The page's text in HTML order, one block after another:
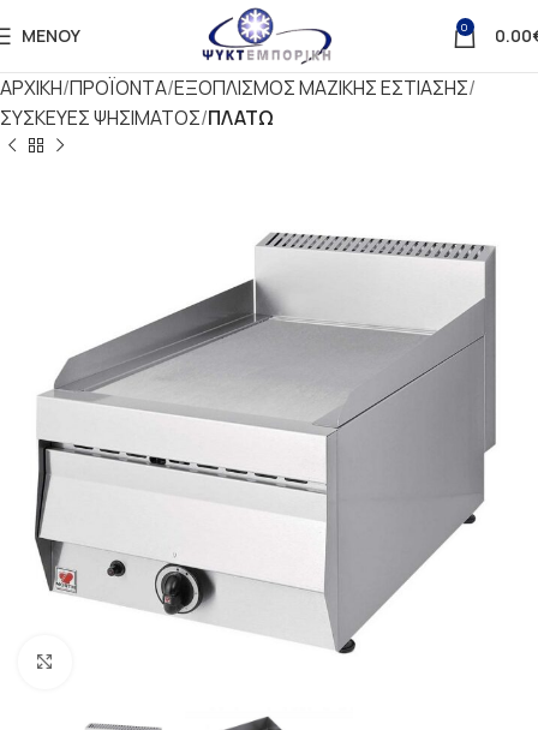
ΜΕΝΟΎ 0 0.00
ΑΡΧΙΚΗ ΠΡΟΪΟΝΤΑ ΕΞΟΠΛΙΣΜΟΣ ΜΑΖΙΚΗΣ ΕΣΤΙΑΣΗΣ
ΣΥΣΚΕΥΕΣ ΨΗΣΙΜΑΤΟΣ ΠΛΑΤΩ